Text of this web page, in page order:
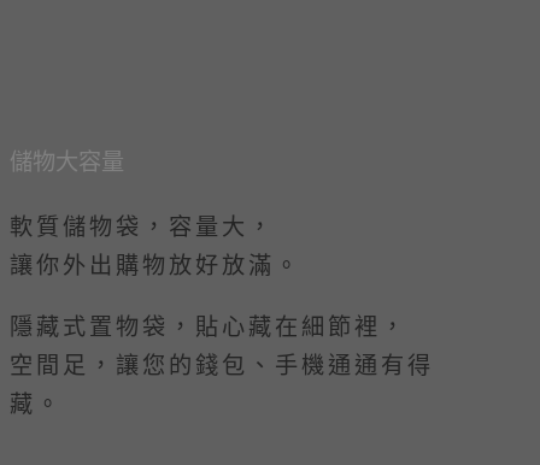
儲物大容量
軟質儲物袋，容量大，
讓你外出購物放好放滿。
隱藏式置物袋，貼心藏在細節裡，
空間足，讓您的錢包、手機通通有得
藏。